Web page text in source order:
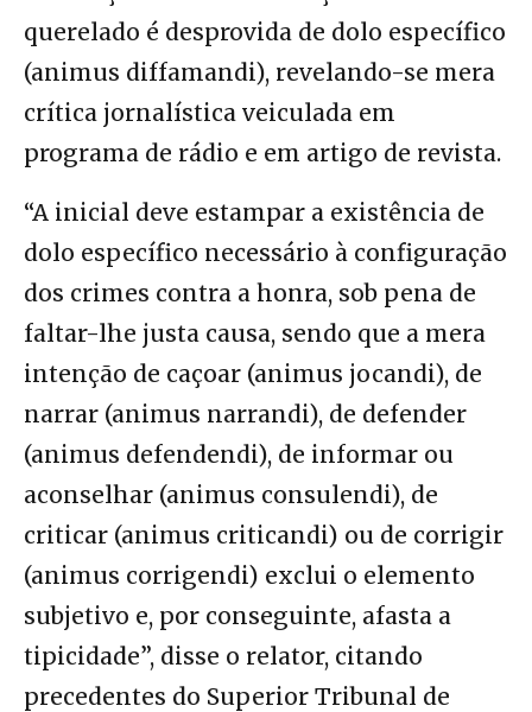
querelado é desprovida de dolo específico
(animus diffamandi), revelando-se mera
crítica jornalística veiculada em
programa de rádio e em artigo de revista.
“A inicial deve estampar a existência de
dolo específico necessário à configuração
dos crimes contra a honra, sob pena de
faltar-lhe justa causa, sendo que a mera
intenção de caçoar (animus jocandi), de
narrar (animus narrandi), de defender
(animus defendendi), de informar ou
aconselhar (animus consulendi), de
criticar (animus criticandi) ou de corrigir
(animus corrigendi) exclui o elemento
subjetivo e, por conseguinte, afasta a
tipicidade”, disse o relator, citando
precedentes do Superior Tribunal de